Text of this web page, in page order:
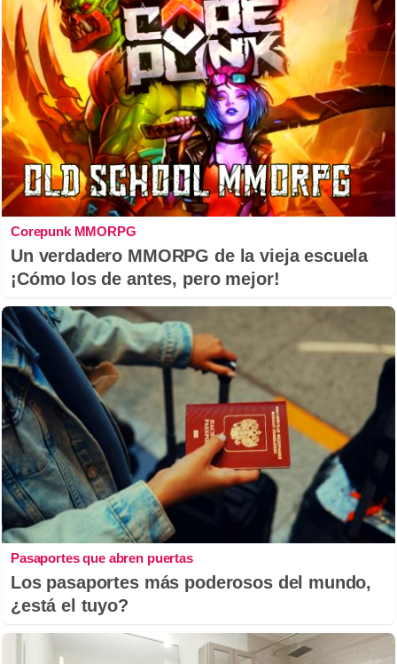
Corepunk MMORPG
Un verdadero MMORPG de la vieja escuela
¡Cómo los de antes, pero mejor!
Pasaportes que abren puertas
Los pasaportes más poderosos del mundo,
¿está el tuyo?